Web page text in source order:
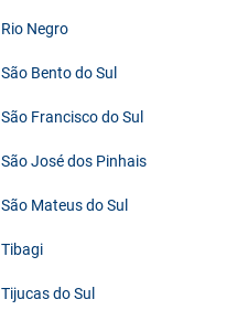
Rio Negro
São Bento do Sul
São Francisco do Sul
São José dos Pinhais
São Mateus do Sul
Tibagi
Tijucas do Sul